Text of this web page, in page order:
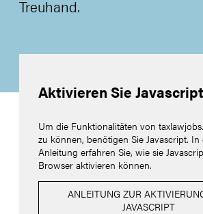
Treuhand.
Aktivieren Sie Javascript
Um die Funktionalitäten von
zu können, benötigen Sie Javascript.
Anleitung erfahren Sie, wie sie
Browser aktivieren können.
ANLEITUNG ZUR
JAVASCRIPT